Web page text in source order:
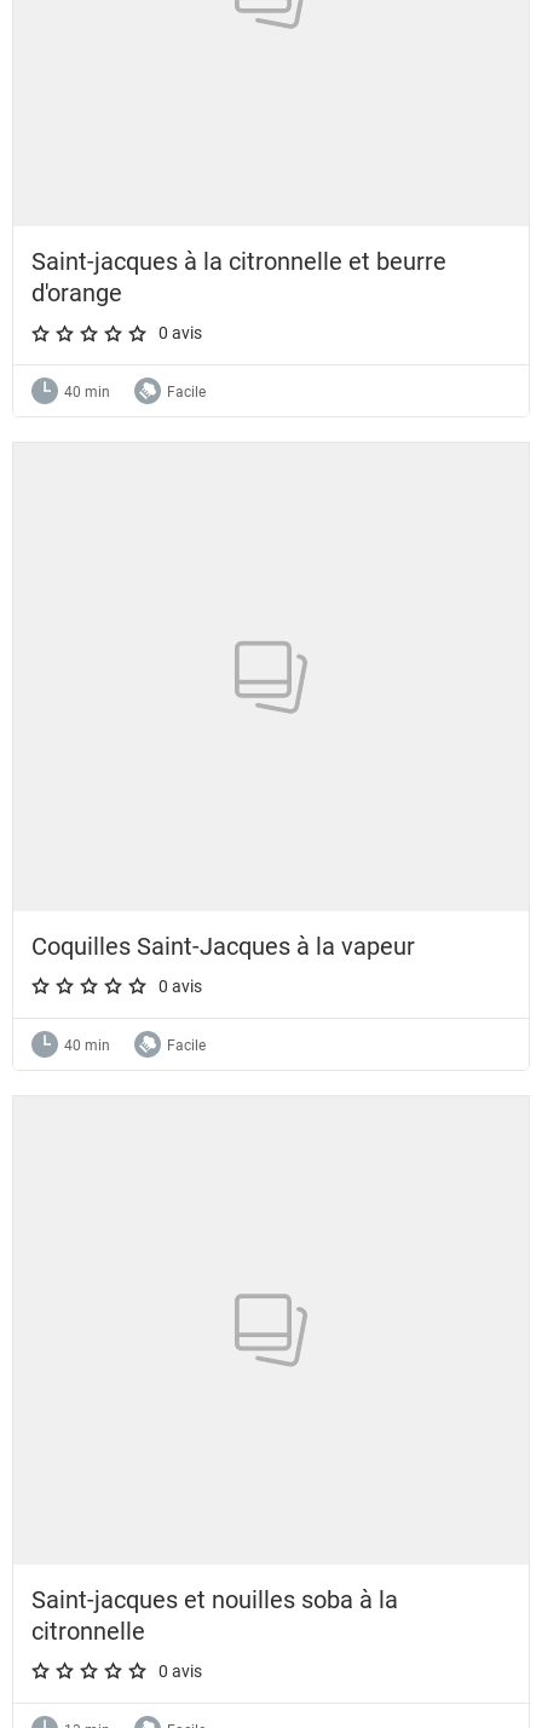
Saint-jacques à la citronnelle et beurre
d'orange
A star rating of 0 out of 5.
0 avis
40 min Facile
Coquilles Saint-Jacques à la vapeur
A star rating of 0 out of 5.
0 avis
40 min Facile
Saint-jacques et nouilles soba à la
citronnelle
A star rating of 0 out of 5.
0 avis